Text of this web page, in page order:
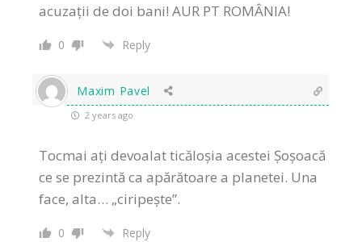
acuzații de doi bani! AUR PT ROMÂNIA!
0 Reply
Maxim Pavel
2 years ago
Tocmai ați devoalat ticăloșia acestei Șoșoacă
ce se prezintă ca apărătoare a planetei. Una
face, alta… „ciripește”.
0 Reply